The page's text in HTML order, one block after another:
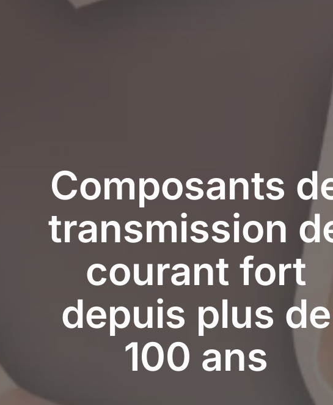
Composants
transmission
courant fort
depuis plus de
100 ans